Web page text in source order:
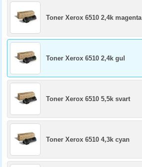
Toner Xerox 6510 2,4k magenta
Toner Xerox 6510 2,4k gul
Toner Xerox 6510 5,5k svart
Toner Xerox 6510 4,3k cyan